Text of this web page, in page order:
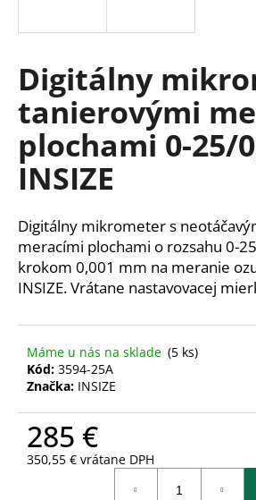
Digitálny
tanierovými
plochami 0-25/
INSIZE
Digitálny mikrometer s
meracími plochami o rozsahu 0-
krokom 0,001 mm na meranie
INSIZE. Vrátane nastavovacej
Máme u nás na sklade (5 ks)
Kód: 3594-25A
Značka: INSIZE
285 €
350,55 € vrátane DPH
s
ť
?
O
p
o
ú
m
e